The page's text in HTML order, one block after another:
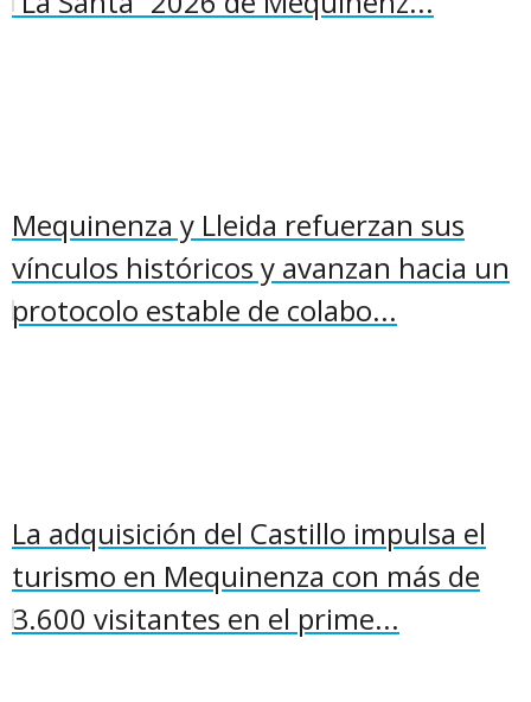
Mequinenza y Lleida refuerzan sus
vínculos históricos y avanzan hacia un
protocolo estable de colabo...
La adquisición del Castillo impulsa el
turismo en Mequinenza con más de
3.600 visitantes en el prime...